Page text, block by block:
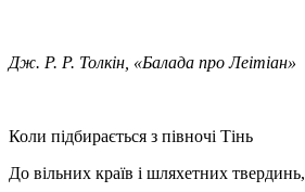
Дж. Р. Р. Толкін, «Балада про Леітіан»
Коли підбирається з півночі Тінь
До вільних країв і шляхетних твердинь,